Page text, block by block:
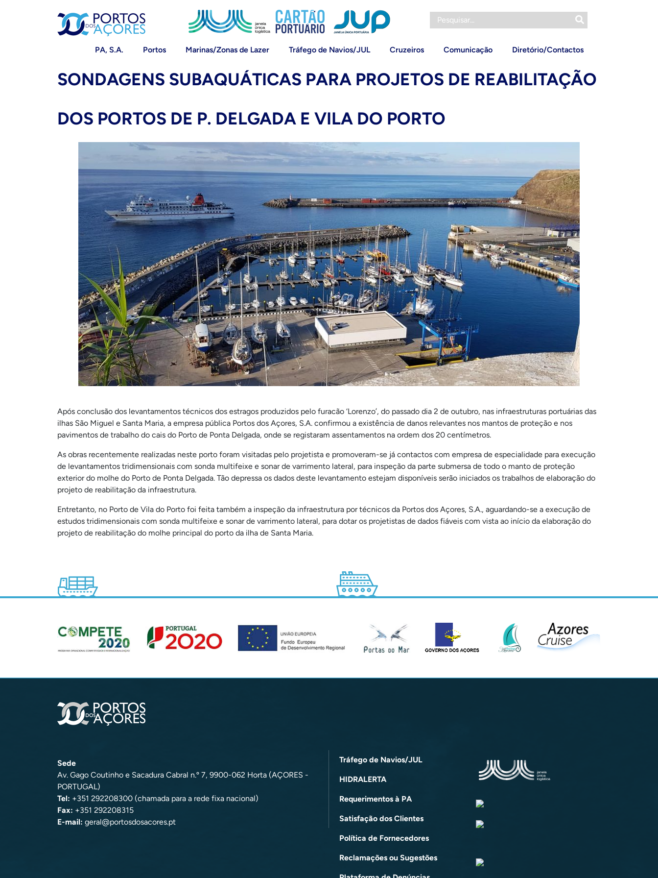
PA, S.A. Portos Marinas/Zonas de Lazer Tráfego de Navios/JUL Cruzeiros Comunicação Diretório/Contactos
SONDAGENS SUBAQUÁTICAS PARA PROJETOS DE REABILITAÇÃO
DOS PORTOS DE P. DELGADA E VILA DO PORTO
Após conclusão dos levantamentos técnicos dos estragos produzidos pelo furacão ‘Lorenzo’, do passado dia 2 de outubro, nas infraestruturas portuárias das
ilhas São Miguel e Santa Maria, a empresa pública Portos dos Açores, S.A. confirmou a existência de danos relevantes nos mantos de proteção e nos
pavimentos de trabalho do cais do Porto de Ponta Delgada, onde se registaram assentamentos na ordem dos 20 centímetros.
As obras recentemente realizadas neste porto foram visitadas pelo projetista e promoveram-se já contactos com empresa de especialidade para execução
de levantamentos tridimensionais com sonda multifeixe e sonar de varrimento lateral, para inspeção da parte submersa de todo o manto de proteção
exterior do molhe do Porto de Ponta Delgada. Tão depressa os dados deste levantamento estejam disponíveis serão iniciados os trabalhos de elaboração do
projeto de reabilitação da infraestrutura.
Entretanto, no Porto de Vila do Porto foi feita também a inspeção da infraestrutura por técnicos da Portos dos Açores, S.A., aguardando-se a execução de
estudos tridimensionais com sonda multifeixe e sonar de varrimento lateral, para dotar os projetistas de dados fiáveis com vista ao início da elaboração do
projeto de reabilitação do molhe principal do porto da ilha de Santa Maria.
Sede
Av. Gago Coutinho e Sacadura Cabral n.º 7, 9900-062 Horta (AÇORES -
PORTUGAL)
Tel: +351 292208300 (chamada para a rede fixa nacional)
Fax: +351 292208315
E-mail: geral@portosdosacores.pt
Tráfego de Navios/JUL
HIDRALERTA
Requerimentos à PA
Satisfação dos Clientes
Política de Fornecedores
Reclamações ou Sugestões